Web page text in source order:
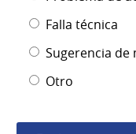
Falla técnica
Sugerencia de
Otro